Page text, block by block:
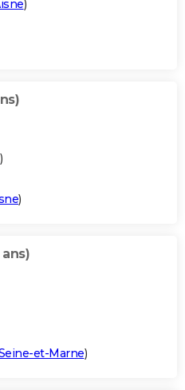
)
)
)
et-Marne)